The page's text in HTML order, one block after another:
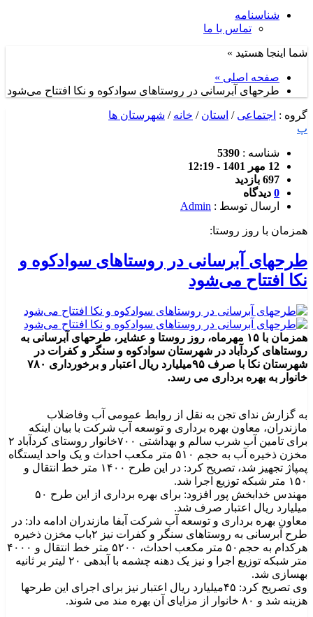
شناسنامه
تماس با ما
شما اینجا هستید »
صفحه اصلی »
طرحهای آبرسانی در روستاهای سوادکوه و نکا افتتاح می‌شود
گروه : اجتماعی / استان / خانه / شهرستان ها
پ
شناسه : 5390
12 مهر 1401 - 12:19
697 بازدید
0 دیدگاه
ارسال توسط : Admin
همزمان با روز روستا:
طرحهای آبرسانی در روستاهای سوادکوه و
نکا افتتاح می‌شود
همزمان با ۱۵ مهرماه، روز روستا و عشایر، طرحهای آبرسانی به
روستاهای کردآباد در شهرستان سوادکوه و سنگر و کفرات در
شهرستان نکا با صرف ۹۵میلیارد ریال اعتبار و برخورداری ۷۸۰
خانوار به بهره برداری می رسد.
به گزارش ندای تجن به نقل از روابط عمومی آب وفاضلاب
مازندران، معاون بهره برداری و توسعه آب شرکت با بیان اینکه
برای تامین آب شرب سالم و بهداشتی ۷۰۰خانوار روستای کردآباد ۲
مخزن ذخیره آب به حجم ۵۱۰ متر مکعب احداث و یک واحد ایستگاه
پمپاژ تجهیز شد، تصریح کرد: در این طرح ۱۴۰۰ متر خط انتقال و
۱۵۰ متر شبکه توزیع اجرا شد.
مهندس خدابخش پور افزود: برای بهره برداری از این طرح ۵۰
میلیارد ریال اعتبار صرف شد.
معاون بهره برداری و توسعه آب شرکت آبفا مازندران ادامه داد: در
طرح آبرسانی به روستاهای سنگر و کفرات نیز ۲باب مخزن ذخیره
هرکدام به حجم۵۰ متر مکعب احداث، ۵۲۰۰ متر خط انتقال و ۴۰۰۰
متر شبکه توزیع اجرا و نیز یک دهنه چشمه با آبدهی ۲۰ لیتر بر ثانیه
بهسازی شد.
وی تصریح کرد: ۴۵میلیارد ریال اعتبار نیز برای اجرای این طرحها
هزینه شد و ۸۰ خانوار از مزایای آن بهره مند می شوند.